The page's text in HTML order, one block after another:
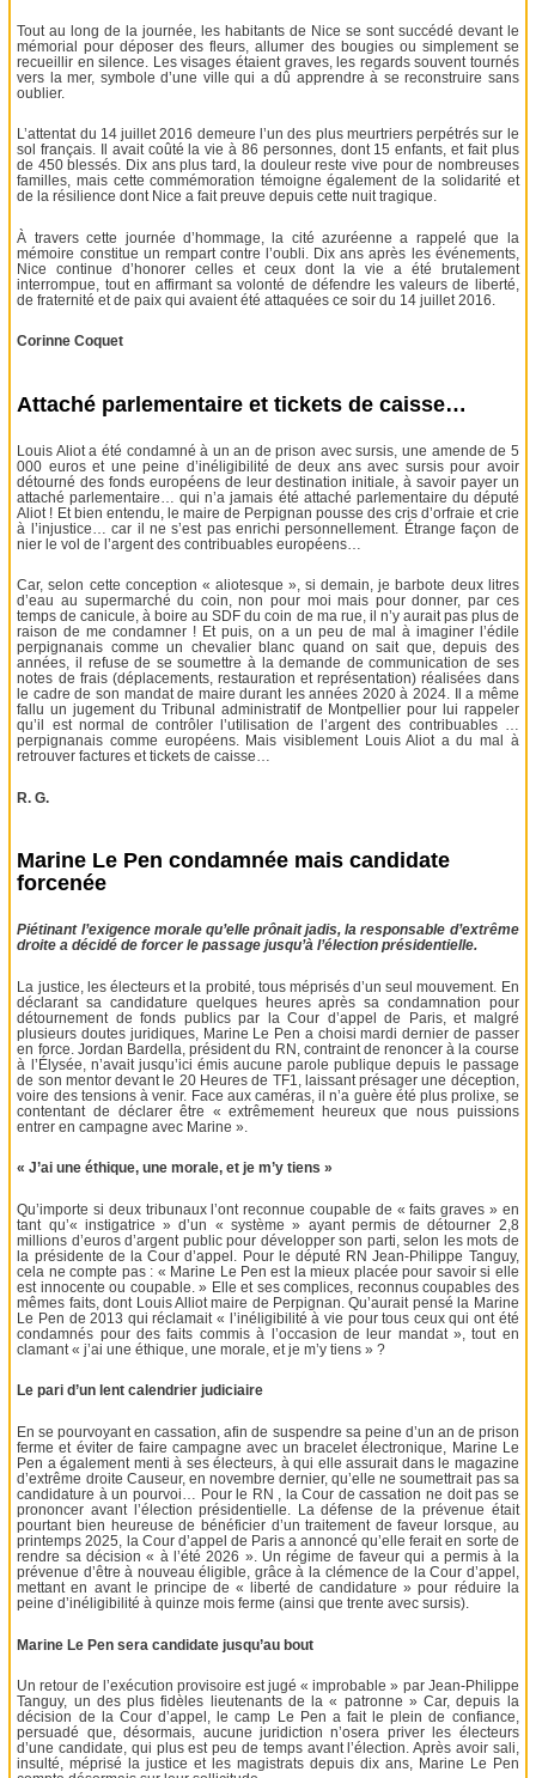
Tout au long de la journée, les habitants de Nice se sont succédé devant le
mémorial pour déposer des fleurs, allumer des bougies ou simplement se
recueillir en silence. Les visages étaient graves, les regards souvent tournés
vers la mer, symbole d’une ville qui a dû apprendre à se reconstruire sans
oublier.
L’attentat du 14 juillet 2016 demeure l’un des plus meurtriers perpétrés sur le
sol français. Il avait coûté la vie à 86 personnes, dont 15 enfants, et fait plus
de 450 blessés. Dix ans plus tard, la douleur reste vive pour de nombreuses
familles, mais cette commémoration témoigne également de la solidarité et
de la résilience dont Nice a fait preuve depuis cette nuit tragique.
À travers cette journée d’hommage, la cité azuréenne a rappelé que la
mémoire constitue un rempart contre l’oubli. Dix ans après les événements,
Nice continue d’honorer celles et ceux dont la vie a été brutalement
interrompue, tout en affirmant sa volonté de défendre les valeurs de liberté,
de fraternité et de paix qui avaient été attaquées ce soir du 14 juillet 2016.
Corinne Coquet
Attaché parlementaire et tickets de caisse…
Louis Aliot a été condamné à un an de prison avec sursis, une amende de 5
000 euros et une peine d’inéligibilité de deux ans avec sursis pour avoir
détourné des fonds européens de leur destination initiale, à savoir payer un
attaché parlementaire… qui n’a jamais été attaché parlementaire du député
Aliot ! Et bien entendu, le maire de Perpignan pousse des cris d’orfraie et crie
à l’injustice… car il ne s’est pas enrichi personnellement. Étrange façon de
nier le vol de l’argent des contribuables européens…
Car, selon cette conception « aliotesque », si demain, je barbote deux litres
d’eau au supermarché du coin, non pour moi mais pour donner, par ces
temps de canicule, à boire au SDF du coin de ma rue, il n’y aurait pas plus de
raison de me condamner ! Et puis, on a un peu de mal à imaginer l’édile
perpignanais comme un chevalier blanc quand on sait que, depuis des
années, il refuse de se soumettre à la demande de communication de ses
notes de frais (déplacements, restauration et représentation) réalisées dans
le cadre de son mandat de maire durant les années 2020 à 2024. Il a même
fallu un jugement du Tribunal administratif de Montpellier pour lui rappeler
qu’il est normal de contrôler l’utilisation de l’argent des contribuables …
perpignanais comme européens. Mais visiblement Louis Aliot a du mal à
retrouver factures et tickets de caisse…
R. G.
Marine Le Pen condamnée mais candidate
forcenée
Piétinant l’exigence morale qu’elle prônait jadis, la responsable d’extrême
droite a décidé de forcer le passage jusqu’à l’élection présidentielle.
La justice, les électeurs et la probité, tous méprisés d’un seul mouvement. En
déclarant sa candidature quelques heures après sa condamnation pour
détournement de fonds publics par la Cour d’appel de Paris, et malgré
plusieurs doutes juridiques, Marine Le Pen a choisi mardi dernier de passer
en force. Jordan Bardella, président du RN, contraint de renoncer à la course
à l’Élysée, n’avait jusqu’ici émis aucune parole publique depuis le passage
de son mentor devant le 20 Heures de TF1, laissant présager une déception,
voire des tensions à venir. Face aux caméras, il n’a guère été plus prolixe, se
contentant de déclarer être « extrêmement heureux que nous puissions
entrer en campagne avec Marine ».
« J’ai une éthique, une morale, et je m’y tiens »
Qu’importe si deux tribunaux l’ont reconnue coupable de « faits graves » en
tant qu’« instigatrice » d’un « système » ayant permis de détourner 2,8
millions d’euros d’argent public pour développer son parti, selon les mots de
la présidente de la Cour d’appel. Pour le député RN Jean-Philippe Tanguy,
cela ne compte pas : « Marine Le Pen est la mieux placée pour savoir si elle
est innocente ou coupable. » Elle et ses complices, reconnus coupables des
mêmes faits, dont Louis Alliot maire de Perpignan. Qu’aurait pensé la Marine
Le Pen de 2013 qui réclamait « l’inéligibilité à vie pour tous ceux qui ont été
condamnés pour des faits commis à l’occasion de leur mandat », tout en
clamant « j’ai une éthique, une morale, et je m’y tiens » ?
Le pari d’un lent calendrier judiciaire
En se pourvoyant en cassation, afin de suspendre sa peine d’un an de prison
ferme et éviter de faire campagne avec un bracelet électronique, Marine Le
Pen a également menti à ses électeurs, à qui elle assurait dans le magazine
d’extrême droite Causeur, en novembre dernier, qu’elle ne soumettrait pas sa
candidature à un pourvoi… Pour le RN , la Cour de cassation ne doit pas se
prononcer avant l’élection présidentielle. La défense de la prévenue était
pourtant bien heureuse de bénéficier d’un traitement de faveur lorsque, au
printemps 2025, la Cour d’appel de Paris a annoncé qu’elle ferait en sorte de
rendre sa décision « à l’été 2026 ». Un régime de faveur qui a permis à la
prévenue d’être à nouveau éligible, grâce à la clémence de la Cour d’appel,
mettant en avant le principe de « liberté de candidature » pour réduire la
peine d’inéligibilité à quinze mois ferme (ainsi que trente avec sursis).
Marine Le Pen sera candidate jusqu’au bout
Un retour de l’exécution provisoire est jugé « improbable » par Jean-Philippe
Tanguy, un des plus fidèles lieutenants de la « patronne » Car, depuis la
décision de la Cour d’appel, le camp Le Pen a fait le plein de confiance,
persuadé que, désormais, aucune juridiction n’osera priver les électeurs
d’une candidate, qui plus est peu de temps avant l’élection. Après avoir sali,
insulté, méprisé la justice et les magistrats depuis dix ans, Marine Le Pen